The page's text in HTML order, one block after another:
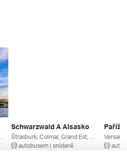
Schwarzwald A Alsasko
autobusem | snídaně
Paříž